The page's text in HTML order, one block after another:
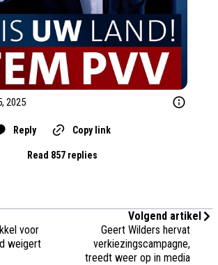
2025
Reply Copy link
Read 857 replies
voor
weigert
Volgend artikel
Geert Wilders hervat
verkiezingscampagne,
treedt weer op in media